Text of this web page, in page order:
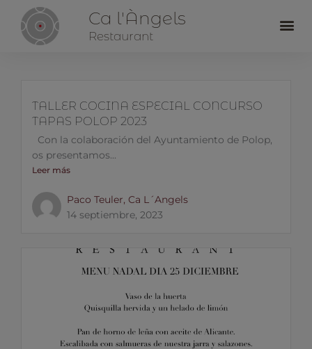
Ca l'Àngels
Restaurant
TALLER COCINA ESPECIAL CONCURSO
TAPAS POLOP 2023
Con la colaboración del Ayuntamiento de Polop,
os presentamos...
Leer más
Paco Teuler, Ca L´Angels
14 septiembre, 2023